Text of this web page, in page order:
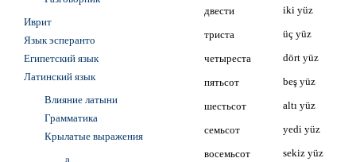
двести iki yüz
триста üç yüz
четыреста dört yüz
пятьсот beş yüz
шестьсот altı yüz
семьсот yedi yüz
восемьсот sekiz yüz
Иврит
Язык эсперанто
Египетский язык
Латинский язык
Влияние латыни
Грамматика
Крылатые выражения
a